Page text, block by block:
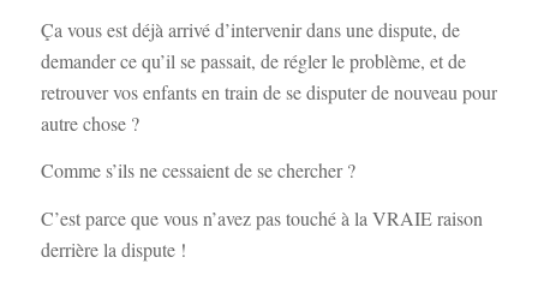
Ça vous est déjà arrivé d’intervenir dans une dispute, de
demander ce qu’il se passait, de régler le problème, et de
retrouver vos enfants en train de se disputer de nouveau pour
autre chose ?
Comme s’ils ne cessaient de se chercher ?
C’est parce que vous n’avez pas touché à la VRAIE raison
derrière la dispute !